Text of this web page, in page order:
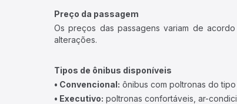
Preço da passagem
Os preços das passagens variam de
alterações.
Tipos de ônibus disponíveis
• Convencional: ônibus com poltronas do
• Executivo: poltronas confortáveis, ar-